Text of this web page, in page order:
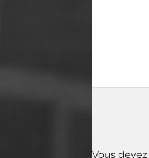
Vous devez